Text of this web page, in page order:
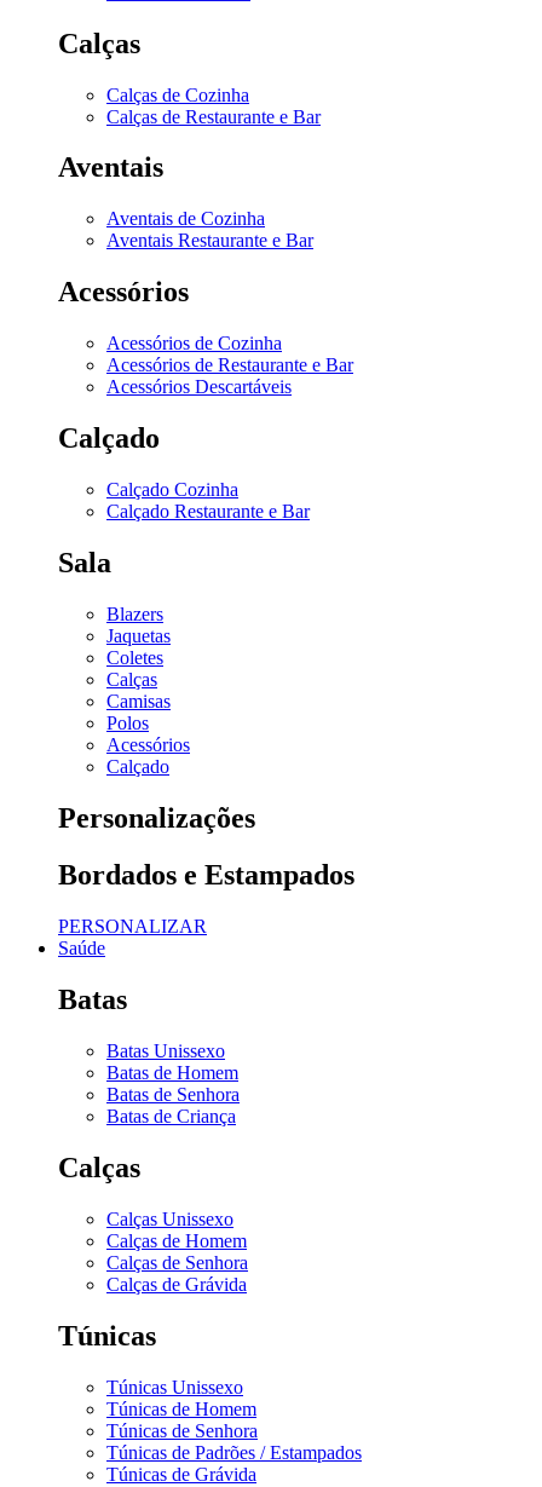
Calças
Calças de Cozinha
Calças de Restaurante e Bar
Aventais
Aventais de Cozinha
Aventais Restaurante e Bar
Acessórios
Acessórios de Cozinha
Acessórios de Restaurante e Bar
Acessórios Descartáveis
Calçado
Calçado Cozinha
Calçado Restaurante e Bar
Sala
Blazers
Jaquetas
Coletes
Calças
Camisas
Polos
Acessórios
Calçado
Personalizações
Bordados e Estampados
PERSONALIZAR
Saúde
Batas
Batas Unissexo
Batas de Homem
Batas de Senhora
Batas de Criança
Calças
Calças Unissexo
Calças de Homem
Calças de Senhora
Calças de Grávida
Túnicas
Túnicas Unissexo
Túnicas de Homem
Túnicas de Senhora
Túnicas de Padrões / Estampados
Túnicas de Grávida